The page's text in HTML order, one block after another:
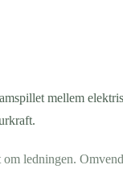
mellem
ledningen.